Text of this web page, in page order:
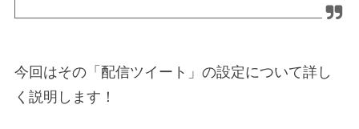
今回はその「配信ツイート」の設定について詳し
く説明します！